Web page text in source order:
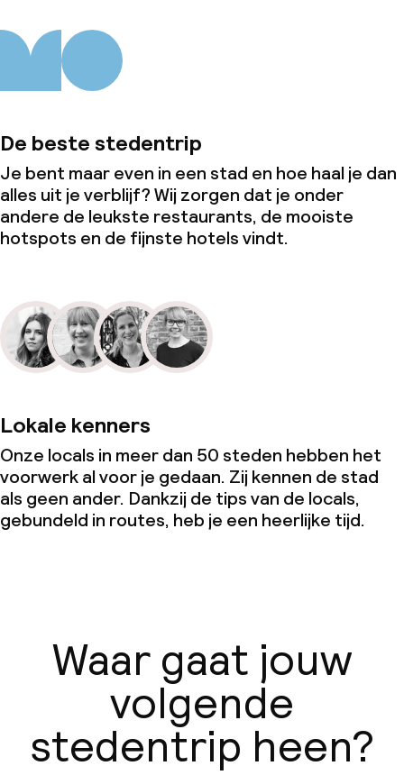
De beste stedentrip
Je bent maar even in een stad en hoe haal je dan
alles uit je verblijf? Wij zorgen dat je onder
andere de leukste restaurants, de mooiste
hotspots en de fijnste hotels vindt.
Lokale kenners
Onze locals in meer dan 50 steden hebben het
voorwerk al voor je gedaan. Zij kennen de stad
als geen ander. Dankzij de tips van de locals,
gebundeld in routes, heb je een heerlijke tijd.
Waar gaat jouw
volgende
stedentrip heen?